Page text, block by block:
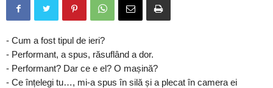
- Cum a fost tipul de ieri?
- Performant, a spus, răsuflând a dor.
- Performant? Dar ce e el? O mașină?
- Ce înțelegi tu…, mi-a spus în silă și a plecat în camera ei